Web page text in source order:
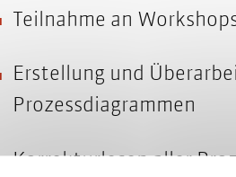
Teilnahme an
Erstellung und
Prozessdiagrammen
Korrekturlesen aller